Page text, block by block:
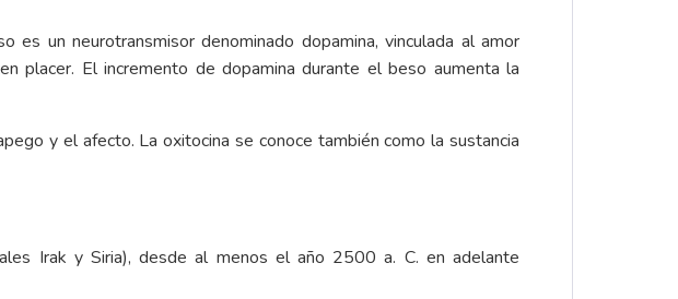
un neurotransmisor denominado dopamina, vinculada al amor
placer. El incremento de dopamina durante el beso aumenta la
y el afecto. La oxitocina se conoce también como la sustancia
Irak y Siria), desde al menos el año 2500 a. C. en adelante